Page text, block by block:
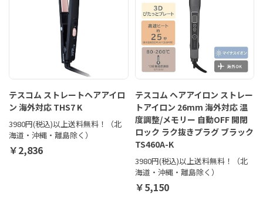
テスコム ストレートヘアアイロ
ン 海外対応 THS7 K
3980円(税込)以上送料無料！（北
海道・沖縄・離島除く）
￥2,836
テスコム ヘアアイロン ストレー
トアイロン 26mm 海外対応 温
度調整/メモリー 自動OFF 開閉
ロック ラク抜きプラグ ブラック
TS460A-K
3980円(税込)以上送料無料！（北
海道・沖縄・離島除く）
￥5,150